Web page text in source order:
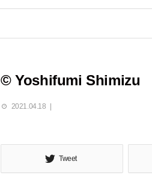
© Yoshifumi Shimizu
2021.04.18
Tweet